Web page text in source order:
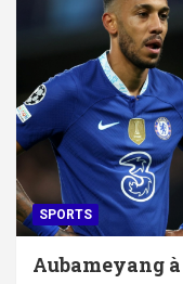
SPORTS
Aubameyang